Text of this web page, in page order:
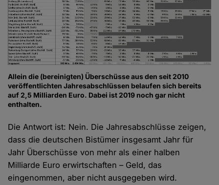
Allein die (bereinigten) Überschüsse aus den seit 2010
veröffentlichten Jahresabschlüssen belaufen sich bereits
auf 2,5 Milliarden Euro. Dabei ist 2019 noch gar nicht
enthalten.
Die Antwort ist: Nein. Die Jahresabschlüsse zeigen,
dass die deutschen Bistümer insgesamt Jahr für
Jahr Überschüsse von mehr als einer halben
Milliarde Euro erwirtschaften – Geld, das
eingenommen, aber nicht ausgegeben wird.